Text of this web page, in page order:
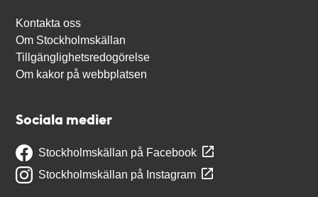
Kontakta oss
Om Stockholmskällan
Tillgänglighetsredogörelse
Om kakor på webbplatsen
Sociala medier
Stockholmskällan på Facebook
Stockholmskällan på Instagram